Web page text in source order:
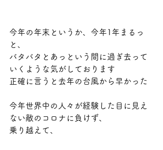
今年の年末というか、今年1年まるっ
と、
バタバタとあっという間に過ぎ去って
いくような気がしております
正確に言うと去年の台風から早かった
今年世界中の人々が経験した目に見え
ない敵のコロナに負けず、
乗り越えて、